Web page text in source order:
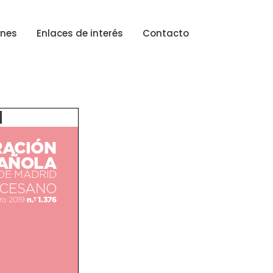
Enlaces de interés Contacto
MADRID
2019 n.º 1.376